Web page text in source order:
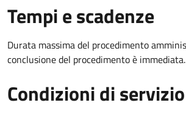
Tempi e scadenze
Durata massima del procedimento
conclusione del procedimento è immediata.
Condizioni di servizio